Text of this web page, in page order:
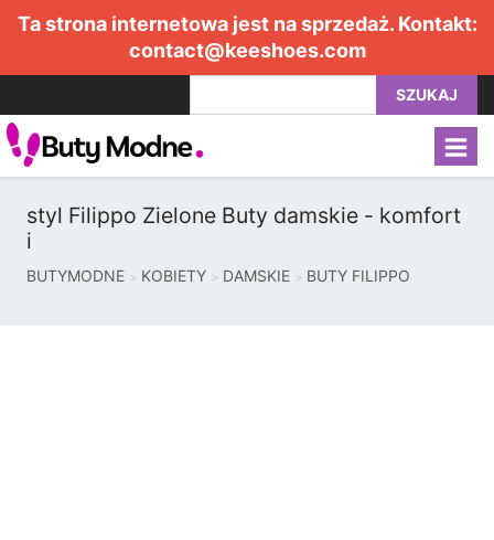
Ta strona internetowa jest na sprzedaż. Kontakt:
contact@keeshoes.com
SZUKAJ
styl Filippo Zielone Buty damskie - komfort
i
BUTYMODNE KOBIETY DAMSKIE BUTY FILIPPO